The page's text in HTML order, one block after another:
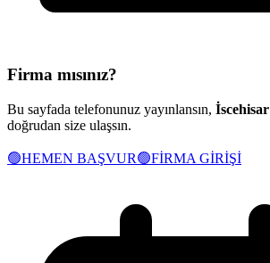
Firma mısınız?
Bu sayfada telefonunuz yayınlansın, İscehisar
doğrudan size ulaşsın.
🟢HEMEN BAŞVUR🟢FİRMA GİRİŞİ